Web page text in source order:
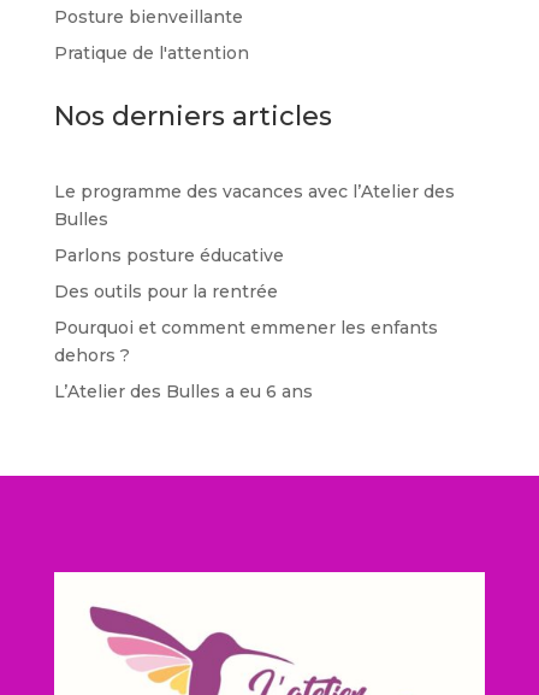
Posture bienveillante
Pratique de l'attention
Nos derniers articles
Le programme des vacances avec l’Atelier des
Bulles
Parlons posture éducative
Des outils pour la rentrée
Pourquoi et comment emmener les enfants
dehors ?
L’Atelier des Bulles a eu 6 ans